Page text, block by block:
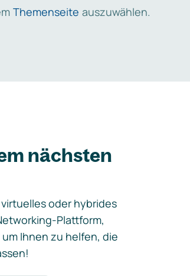
Themenseite auszuwählen.
nächsten
oder hybrides
Plattform,
Ihnen zu helfen, die